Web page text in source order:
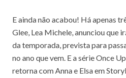
E ainda não acabou! Há apenas
Glee, Lea Michele, anunciou que
da temporada, prevista para
no ano que vem. E a série Once
retorna com Anna e Elsa em